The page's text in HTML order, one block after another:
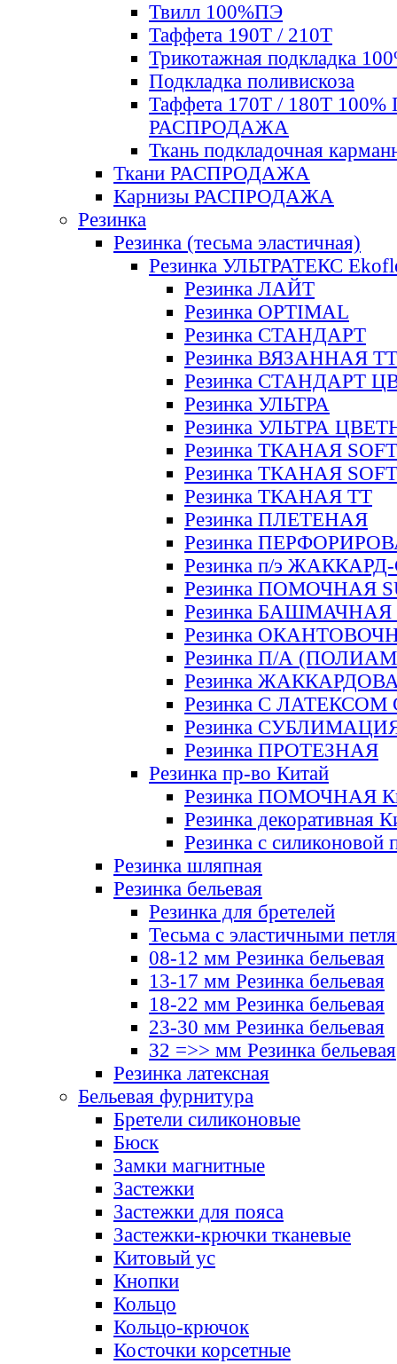
Твилл 100%ПЭ
Таффета 190Т / 210Т
Трикотажная подкладка
Подкладка поливискоза
Таффета 170Т / 180Т 100%
РАСПРОДАЖА
Ткань подкладочная
Ткани РАСПРОДАЖА
Карнизы РАСПРОДАЖА
Резинка
Резинка (тесьма эластичная)
Резинка УЛЬТРАТЕКС
Резинка ЛАЙТ
Резинка OPTIMAL
Резинка СТАНДАРТ
Резинка ВЯЗАННАЯ ТТ
Резинка СТАНДАРТ
Резинка УЛЬТРА
Резинка УЛЬТРА
Резинка ТКАНАЯ SOFT
Резинка ТКАНАЯ
Резинка ТКАНАЯ ТТ
Резинка ПЛЕТЕНАЯ
Резинка
Резинка п/э
Резинка ПОМОЧНАЯ
Резинка БАШМАЧНАЯ
Резинка
Резинка П/А
Резинка
Резинка С ЛАТЕКСОМ
Резинка
Резинка ПРОТЕЗНАЯ
Резинка пр-во Китай
Резинка ПОМОЧНАЯ
Резинка декоративная
Резинка с силиконовой
Резинка шляпная
Резинка бельевая
Резинка для бретелей
Тесьма с эластичными
08-12 мм Резинка бельевая
13-17 мм Резинка бельевая
18-22 мм Резинка бельевая
23-30 мм Резинка бельевая
32 =>> мм Резинка бельевая
Резинка латексная
Бельевая фурнитура
Бретели силиконовые
Бюск
Замки магнитные
Застежки
Застежки для пояса
Застежки-крючки тканевые
Китовый ус
Кнопки
Кольцо
Кольцо-крючок
Косточки корсетные